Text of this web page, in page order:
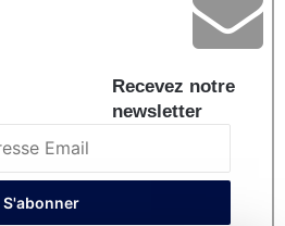
Recevez notre
newsletter